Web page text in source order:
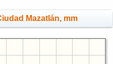
Mazatlán, mm